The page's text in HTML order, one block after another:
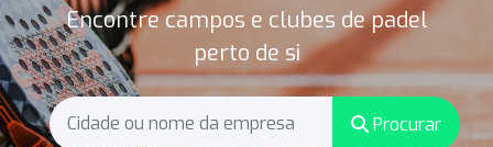
Encontre campos e clubes de padel
perto de si
Procurar